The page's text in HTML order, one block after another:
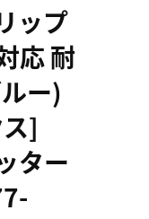
ップ
応 耐
ー)
]
ター